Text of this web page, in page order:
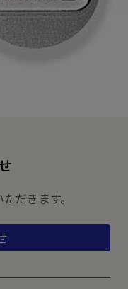
だきます。